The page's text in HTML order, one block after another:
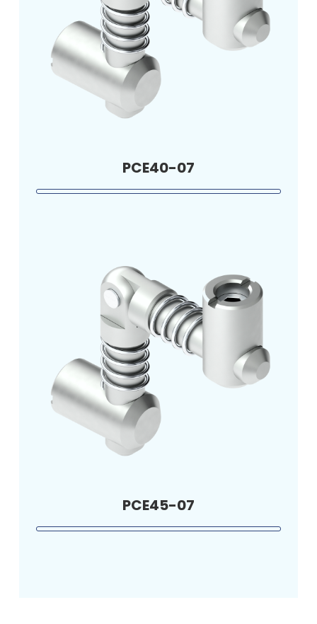
PCE40-07
PCE45-07